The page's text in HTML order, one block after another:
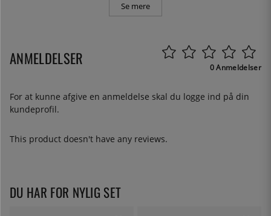
Se mere
ANMELDELSER 0 Anmeldelser
For at kunne afgive en anmeldelse skal du logge ind på din
kundeprofil.
This product doesn't have any reviews.
DU HAR FOR NYLIG SET